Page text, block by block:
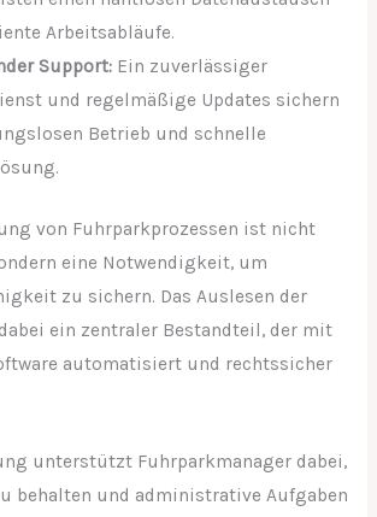
Arbeitsabläufe.
Support: Ein zuverlässiger
und regelmäßige Updates sichern
Betrieb und schnelle
von Fuhrparkprozessen ist nicht
eine Notwendigkeit, um
zu sichern. Das Auslesen der
ein zentraler Bestandteil, der mit
automatisiert und rechtssicher
unterstützt Fuhrparkmanager dabei,
behalten und administrative Aufgaben